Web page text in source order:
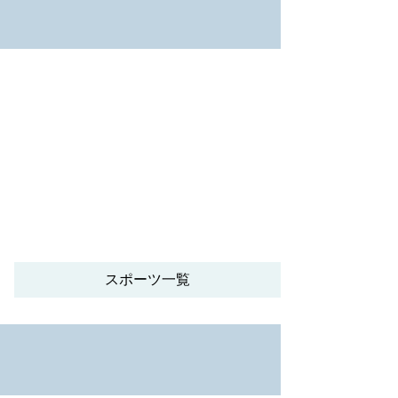
スポーツ一覧